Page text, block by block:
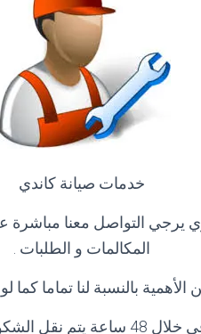
خدمات صيانة كاندي
التواصل معنا مباشرة
المكالمات و الطلبات
بالنسبة لنا تماما
و في حاله لم يتم حل مشكلتك في